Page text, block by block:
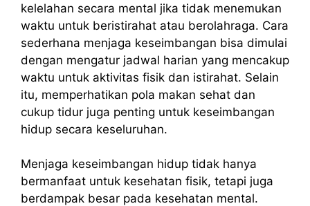
kelelahan secara mental jika tidak menemukan
waktu untuk beristirahat atau berolahraga. Cara
sederhana menjaga keseimbangan bisa dimulai
dengan mengatur jadwal harian yang mencakup
waktu untuk aktivitas fisik dan istirahat. Selain
itu, memperhatikan pola makan sehat dan
cukup tidur juga penting untuk keseimbangan
hidup secara keseluruhan.
Menjaga keseimbangan hidup tidak hanya
bermanfaat untuk kesehatan fisik, tetapi juga
berdampak besar pada kesehatan mental.